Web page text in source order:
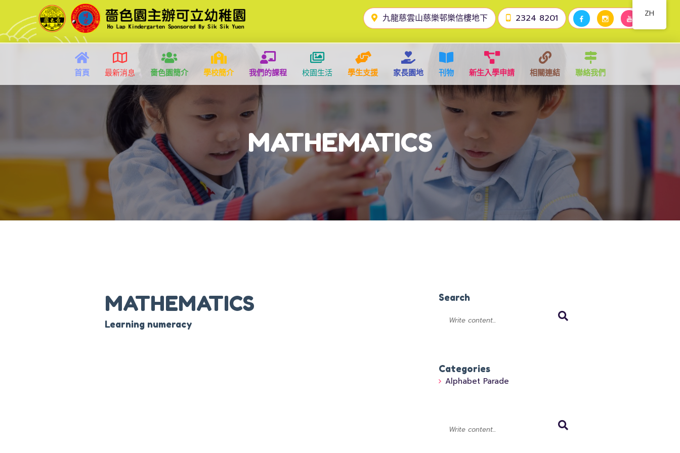
九龍慈雲山慈樂邨樂信樓地下 2324 8201
首頁 最新消息 嗇色園簡介 學校簡介 我們的課程 校園生活 學生支援 家長園地 刊物 新生入學申請 相關連結 聯絡我們
MATHEMATICS
MATHEMATICS
Learning numeracy
Search
Categories
Alphabet Parade
ZH